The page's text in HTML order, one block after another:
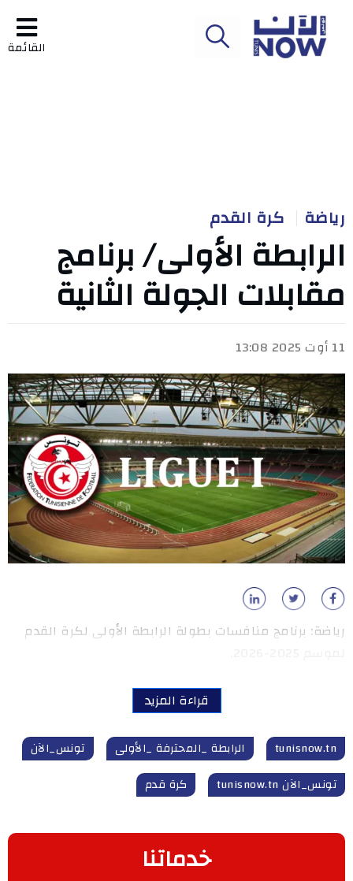
القائمة
رياضة كرة القدم
الرابطة الأولى/ برنامج
مقابلات الجولة الثانية
11 أوت 2025 13:08
رياضة: برنامج منافسات بطولة الرابطة الأولى لكرة القدم
قراءة المزيد
tunisnow.tn الرابطة _المحترفة _الأولى
تونس_الآن
تونس_الآن tunisnow.tn
كرة قدم
خدماتنا